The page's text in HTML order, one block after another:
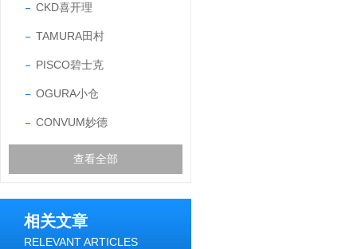
CKD喜开理
TAMURA田村
PISCO碧士克
OGURA小仓
CONVUM妙德
查看全部
相关文章
RELEVANT ARTICLES